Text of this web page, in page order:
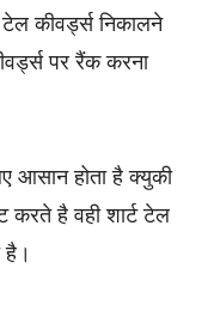
कीवर्ड्स निकालने
पर रैंक करना
आसान होता है क्युकी
है वही शार्ट टेल